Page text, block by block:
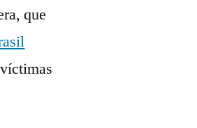
que